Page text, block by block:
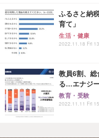
ふるさと納
育て」
生活・健康
2022.11.18 Fri
教員6割、総
る…エナジ
教育・受験
2022.11.11 Fri